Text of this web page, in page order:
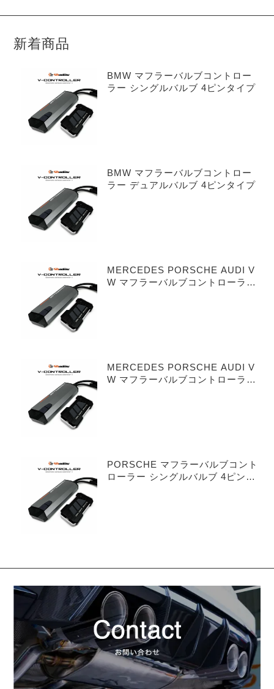
新着商品
BMW マフラーバルブコントロー
ラー シングルバルブ 4ピンタイプ
BMW マフラーバルブコントロー
ラー デュアルバルブ 4ピンタイプ
MERCEDES PORSCHE AUDI V
W マフラーバルブコントローラー
MERCEDES PORSCHE AUDI V
W マフラーバルブコントローラー
PORSCHE マフラーバルブコント
ローラー シングルバルブ 4ピンタ